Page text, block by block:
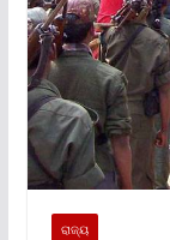
ରାଜ୍ୟ